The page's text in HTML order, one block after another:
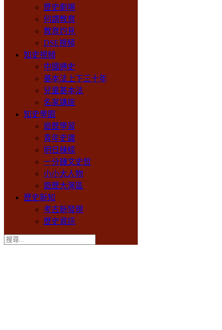
歷史劇場
何謂教育
教育灼見
DSE視頻
知史視頻
中國通史
基本法上下三十年
兒童基本法
名家講座
知史學園
遊歷學習
青年史識
明日棟樑
一分鐘文史哲
小小大人物
遊歷大灣區
歷史新知
考古新發現
歷史資訊